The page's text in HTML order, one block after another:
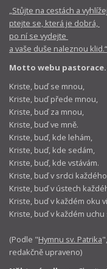
„Stůjte na cestách a
ptejte se, která je dobrá,
po ní se vydejte
a vaše duše naleznou
Motto webu
Kriste, buď se mnou,
Kriste, buď přede mnou,
Kriste, buď za mnou,
Kriste, buď ve mně.
Kriste, buď, kde lehám,
Kriste, buď, kde sedám,
Kriste, buď, kde vstávám.
Kriste, buď v srdci
Kriste, buď v ústech
Kriste, buď v každém oku
Kriste, buď v každém uchu
(Podle "Hymnu sv. Patrika",
redakčně upraveno)